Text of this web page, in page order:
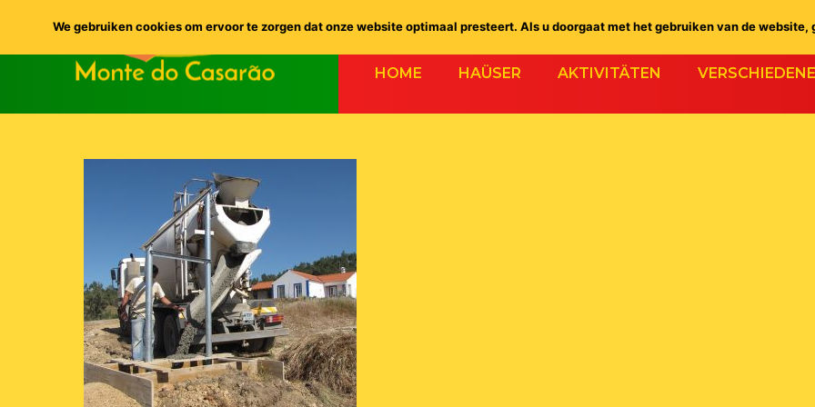
HOME HAÜSER AKTIVITÄTEN
We gebruiken cookies om ervoor te zorgen dat onze website optimaal presteert. Als u doorgaat met het gebruiken van de